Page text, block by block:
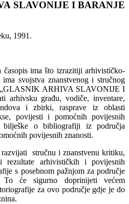
SLAVONIJE I BARANJE
1991.
časopis ima što izrazitiji arhivističko-
svojstva znanstvenog i stručnog
„GLASNIK ARHIVA SLAVONIJE I
arhivsku građu, vodiče, inventare,
i zbirki, rasprave iz oblasti
povijesti i pomoćnih povijesnih
bilješke o bibliografiji iz područja
povijesnih znanosti.
stručnu i znanstvenu kritiku,
arhivističkih i povijesnih
s posebnom pažnjom za područje
će sigurno doprinijeti većem
za ovo područje gdje je do